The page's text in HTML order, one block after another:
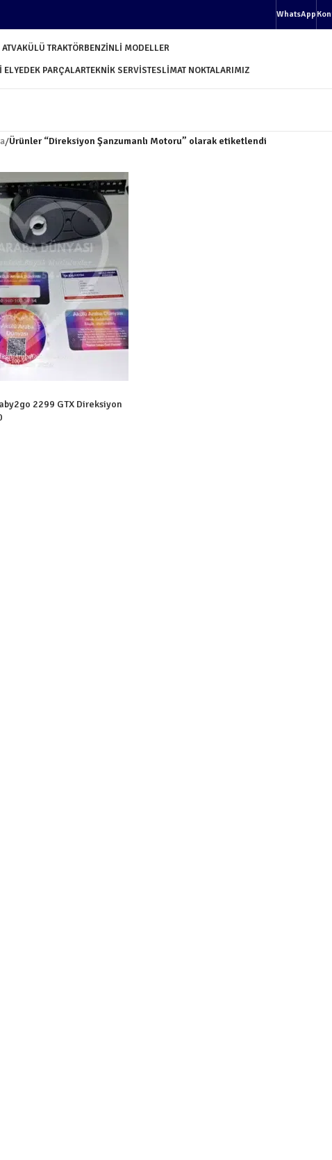
WhatsApp
AKÜLÜ TRAKTÖRBENZINLI MODELLER
ELYEDEK PARÇALARTEKNIK SERVISTESLIMAT NOKTALARIMIZ
/Ürünler “Direksiyon Şanzumanlı Motoru” olarak etiketlendi
2299 GTX Direksiyon